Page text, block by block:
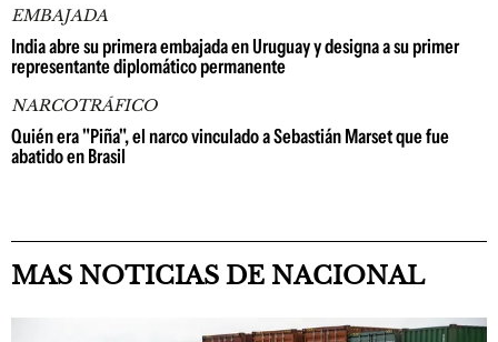
EMBAJADA
India abre su primera embajada en Uruguay y designa a su primer
representante diplomático permanente
NARCOTRÁFICO
Quién era "Piña", el narco vinculado a Sebastián Marset que fue
abatido en Brasil
MAS NOTICIAS DE NACIONAL